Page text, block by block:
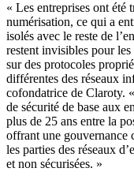
« Les entreprises ont été
numérisation, ce qui a
isolés avec le reste de
restent invisibles pour
sur des protocoles
différentes des réseaux
cofondatrice de Claroty.
de sécurité de base aux
plus de 25 ans entre la
offrant une gouvernance
les parties des réseaux
et non sécurisées. »